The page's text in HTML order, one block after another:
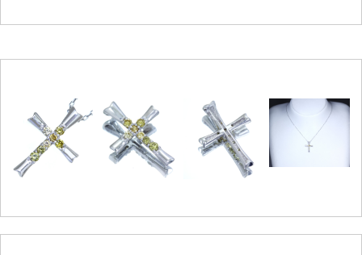
ご注文手続き
お買い物を続ける